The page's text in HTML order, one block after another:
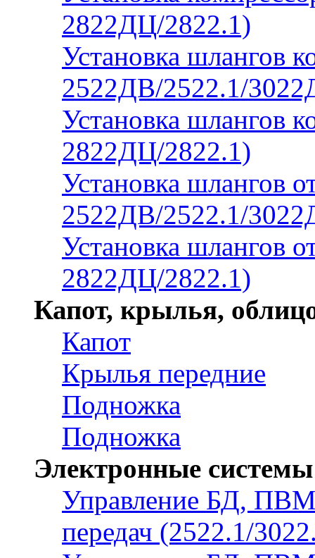
2822ДЦ/2822.1)
Установка шлангов
2522ДВ/2522.1/
Установка шлангов
2822ДЦ/2822.1)
Установка шлангов
2522ДВ/2522.1/
Установка шлангов
2822ДЦ/2822.1)
Капот, крылья,
Капот
Крылья передние
Подножка
Подножка
Электронные
Управление БД,
передач (2522.1/